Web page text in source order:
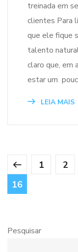
treinada em
clientes Para
que ele fique
talento
claro que, em
estar um
LEIA MAIS
1 2
16
Pesquisar